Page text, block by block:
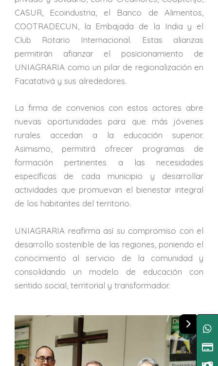
CASUR, Ecoindustria, el Banco de Alimentos,
COOTRADECUN, la Embajada de la India y el
Club Rotario Internacional. Estas alianzas
permitirán afianzar el posicionamiento de
UNIAGRARIA como un pilar de regionalización en
Facatativá y sus alrededores.
La firma de convenios con estos actores abre
nuevas oportunidades para que más jóvenes
rurales accedan a la educación superior.
Asimismo, permitirá ofrecer programas de
formación pertinentes a las necesidades
específicas de cada municipio y desarrollar
actividades que promuevan el bienestar integral
de los habitantes del territorio.
UNIAGRARIA reafirma así su compromiso con el
desarrollo sostenible de las regiones, poniendo el
conocimiento al servicio de la comunidad y
consolidando un modelo de educación con
sentido social, territorial y transformador.